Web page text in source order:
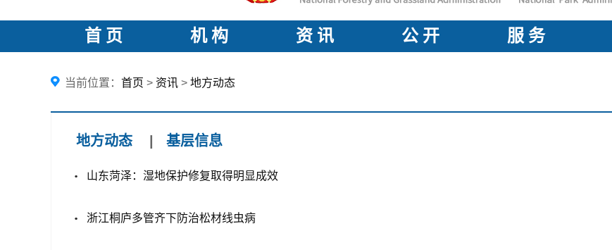
首 页 机 构 资 讯 公 开 服 务
当前位置： 首页 > 资讯 > 地方动态
地方动态 基层信息
山东菏泽：湿地保护修复取得明显成效
浙江桐庐多管齐下防治松材线虫病